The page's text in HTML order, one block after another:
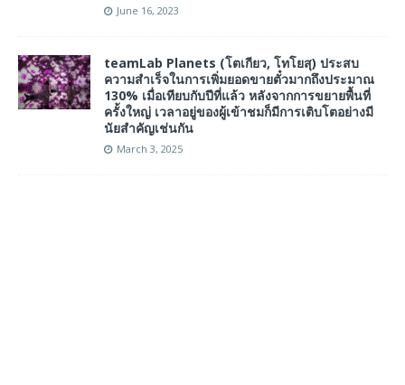
June 16, 2023
teamLab Planets (โตเกียว, โทโยสุ) ประสบ
ความสำเร็จในการเพิ่มยอดขายตั๋วมากถึงประมาณ
130% เมื่อเทียบกับปีที่แล้ว หลังจากการขยายพื้นที่
ครั้งใหญ่ เวลาอยู่ของผู้เข้าชมก็มีการเติบโตอย่างมี
นัยสำคัญเช่นกัน
March 3, 2025